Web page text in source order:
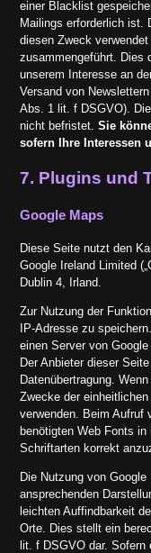
einer Blacklist
Mailings erforderlich ist.
diesen Zweck
zusammengeführt. Dies
unserem Interesse an
Versand von
Abs. 1 lit. f DSGVO).
nicht befristet.Sie
sofern Ihre Interessen
7. Plugins und
Google Maps
Diese Seite nutzt den
Google Ireland Limited
Dublin 4, Irland.
Zur Nutzung der
IP-Adresse zu
einen Server von
Der Anbieter dieser
Datenübertragung.
Zwecke der
verwenden. Beim Aufruf
benötigten Web Fonts
Schriftarten korrekt
Die Nutzung von
ansprechenden
leichten Auffindbarkeit
Orte. Dies stellt ein
lit. f DSGVO dar. Sofern